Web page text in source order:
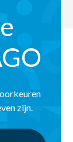
zijn.